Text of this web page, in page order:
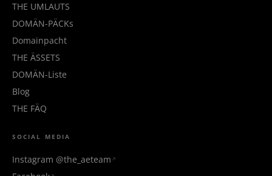
THE UMLAUTS
DOMÄN-PÄCKs
Domainpacht
THE ÄSSETS
DOMÄN-Liste
Blog
THE FÄQ
SOCIAL MEDIA
Instagram @the_aeteam